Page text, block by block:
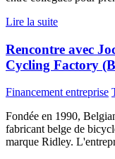
Lire la suite
Rencontre avec
Cycling Factory
Financement entreprise
Fondée en 1990,
fabricant belge de
marque Ridley.